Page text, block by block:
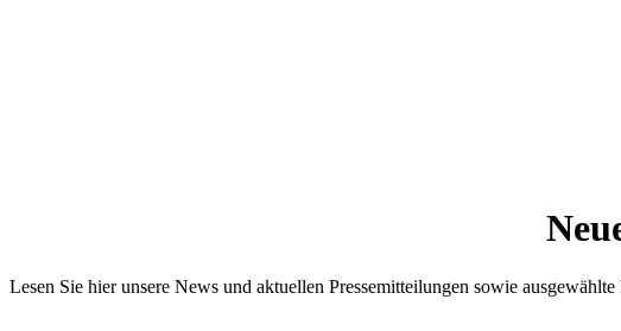
Lesen Sie hier unsere News und aktuellen Pressemitteilungen sowie